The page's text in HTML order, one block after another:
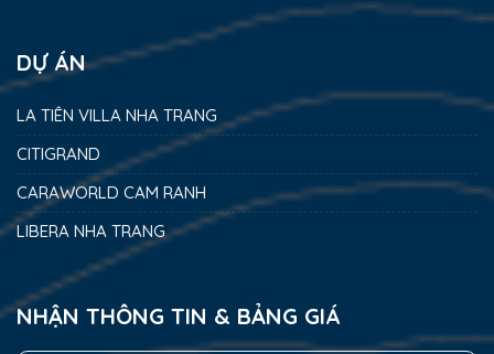
DỰ ÁN
LA TIÊN VILLA NHA TRANG
CITIGRAND
CARAWORLD CAM RANH
LIBERA NHA TRANG
NHẬN THÔNG TIN & BẢNG GIÁ